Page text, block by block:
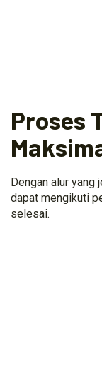
Proses
Dengan alur yang
dapat mengikuti
selesai.